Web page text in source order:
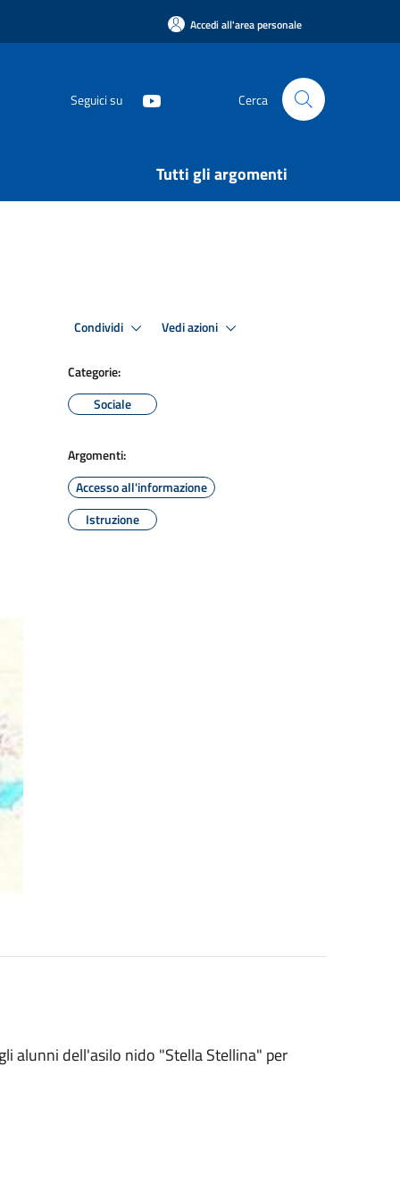
Accedi all'area personale
Seguici su Cerca
Tutti gli argomenti
Condividi Vedi azioni
Categorie:
Sociale
Argomenti:
Accesso all'informazione
Istruzione
alunni dell'asilo nido "Stella Stellina" per